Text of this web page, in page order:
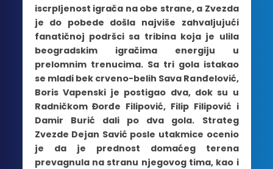
iscrpljenost igrača na obe strane, a Zvezda
je do pobede došla najviše zahvaljujući
fanatičnoj podršci sa tribina koja je ulila
beogradskim igračima energiju u
prelomnim trenucima. Sa tri gola istakao
se mladi bek crveno-belih Sava Ranđelović,
Boris Vapenski je postigao dva, dok su u
Radničkom Đorđe Filipović, Filip Filipović i
Damir Burić dali po dva gola. Strateg
Zvezde Dejan Savić posle utakmice ocenio
je da je prednost domaćeg terena
prevagnula na stranu njegovog tima, kao i